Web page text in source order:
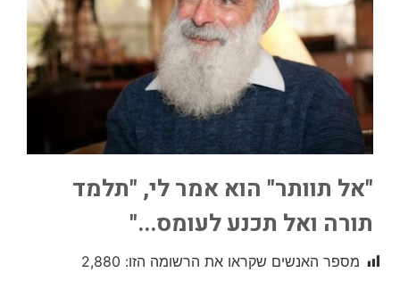
"אל תוותר" הוא אמר לי, "תלמד
תורה ואל תכנע לעומס..."
מספר האנשים שקראו את הרשומה הזו: 2,880